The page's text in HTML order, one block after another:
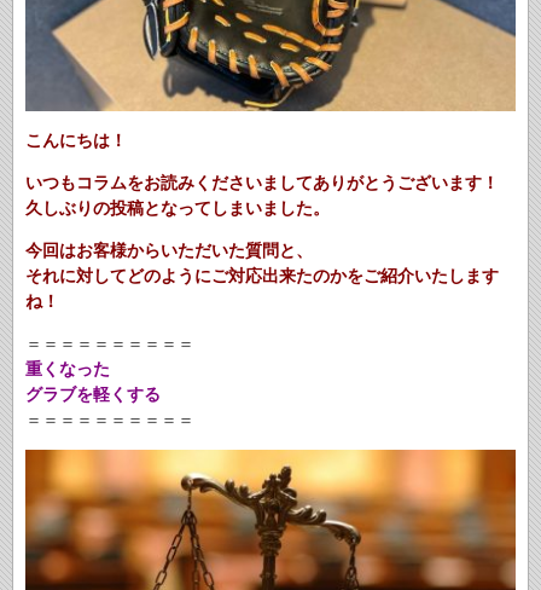
こんにちは！
いつもコラムをお読みくださいましてありがとうございます！
久しぶりの投稿となってしまいました。
今回はお客様からいただいた質問と、
それに対してどのようにご対応出来たのかをご紹介いたします
ね！
＝＝＝＝＝＝＝＝＝＝
重くなった
グラブを軽くする
＝＝＝＝＝＝＝＝＝＝